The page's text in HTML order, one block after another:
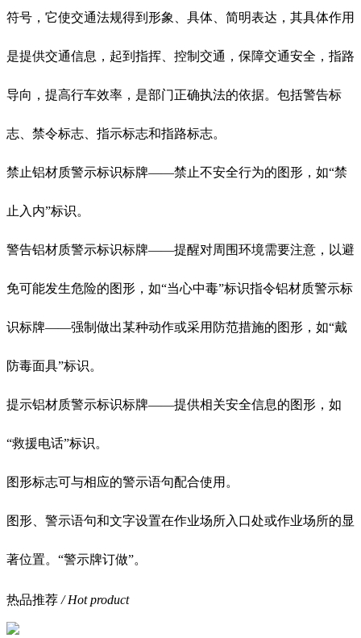
符号，它使交通法规得到形象、具体、简明表达，其具体作用
是提供交通信息，起到指挥、控制交通，保障交通安全，指路
导向，提高行车效率，是部门正确执法的依据。包括警告标
志、禁令标志、指示标志和指路标志。
禁止铝材质警示标识标牌——禁止不安全行为的图形，如“禁
止入内”标识。
警告铝材质警示标识标牌——提醒对周围环境需要注意，以避
免可能发生危险的图形，如“当心中毒”标识指令铝材质警示标
识标牌——强制做出某种动作或采用防范措施的图形，如“戴
防毒面具”标识。
提示铝材质警示标识标牌——提供相关安全信息的图形，如
“救援电话”标识。
图形标志可与相应的警示语句配合使用。
图形、警示语句和文字设置在作业场所入口处或作业场所的显
著位置。“警示牌订做”。
热品推荐 / Hot product